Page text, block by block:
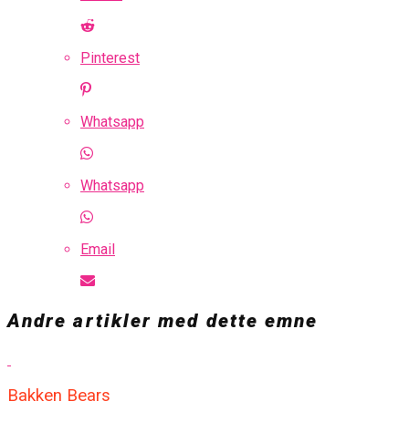
Pinterest
Whatsapp
Whatsapp
Email
Andre artikler med dette emne
Bakken Bears